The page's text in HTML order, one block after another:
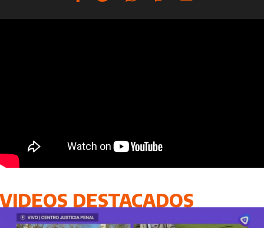
VIDEOS DESTACADOS